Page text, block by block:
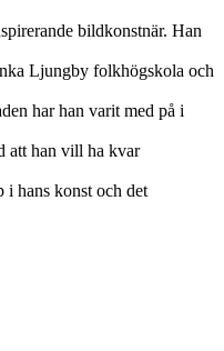
bildkonstnär. Han
Ljungby folkhögskola och
har han varit med på i
att han vill ha kvar
hans konst och det